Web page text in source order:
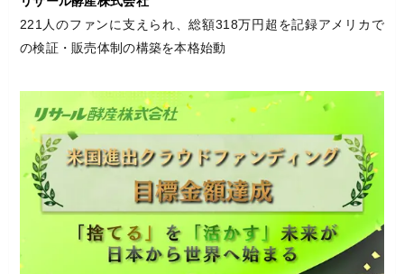
221人のファンに支えられ、総額318万円超を記録アメリカで
の検証・販売体制の構築を本格始動